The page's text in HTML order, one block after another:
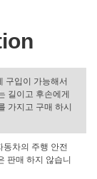
구입이 가능해서
길이고 후손에게
가지고 구매 하시
차의 주행 안전
판매 하지 않습니